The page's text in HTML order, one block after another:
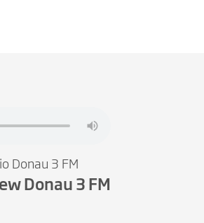
Donau 3 FM
Donau 3 FM